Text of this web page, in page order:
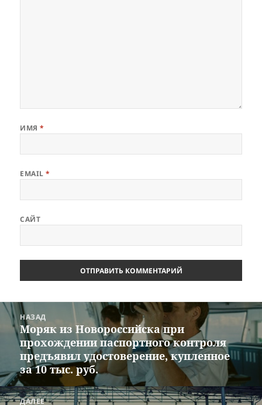
ИМЯ*
EMAIL*
САЙТ
Навигация
по
записям
НАЗАД
Предыдущая
запись:
Моряк из Новороссийска при
прохождении паспортного контроля
предъявил удостоверение, купленное
за 10 тыс. руб.
ДАЛЕЕ